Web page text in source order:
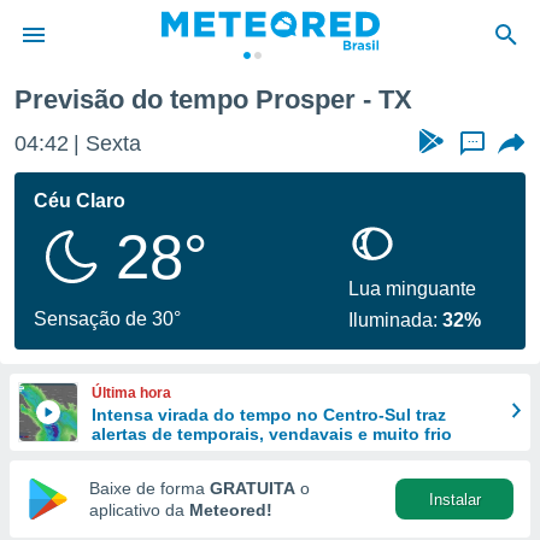
da
fornecidas
a este
das
e
forma
digital
Previsão do tempo Prosper - TX
04:42 Sexta ...
Céu Claro
28°
Sensação de 30°
Lua minguante
Iluminada:32%
Última hora
Intensa virada do tempo no Centro-Sul traz
alertas de temporais, vendavais e muito frio
Baixe de forma GRATUITA o
aplicativo da Meteored!
Instalar